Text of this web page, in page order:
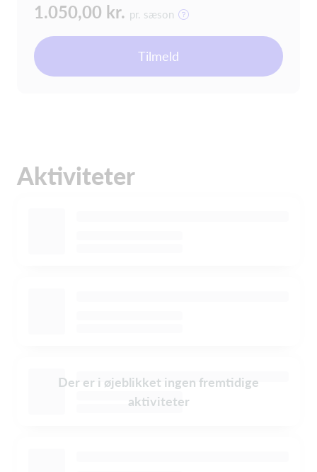
1.050,00 kr. pr. sæson
Tilmeld
Aktiviteter
Der er i øjeblikket ingen fremtidige
aktiviteter